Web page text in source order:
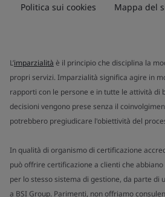
Politica sui cookies Mappa del
L’imparzialità è il principio che disciplina la
propri servizi. Imparzialità significa agire in
rapporti con le persone e in tutte le attività di
decisioni vengono prese senza il
potrebbero pregiudicare l'obiettività del
In qualità di organismo di certificazione
può offrire certificazione a clienti che
per lo stesso sistema di gestione, da parte di
a BSI Group. Parimenti, non offriamo